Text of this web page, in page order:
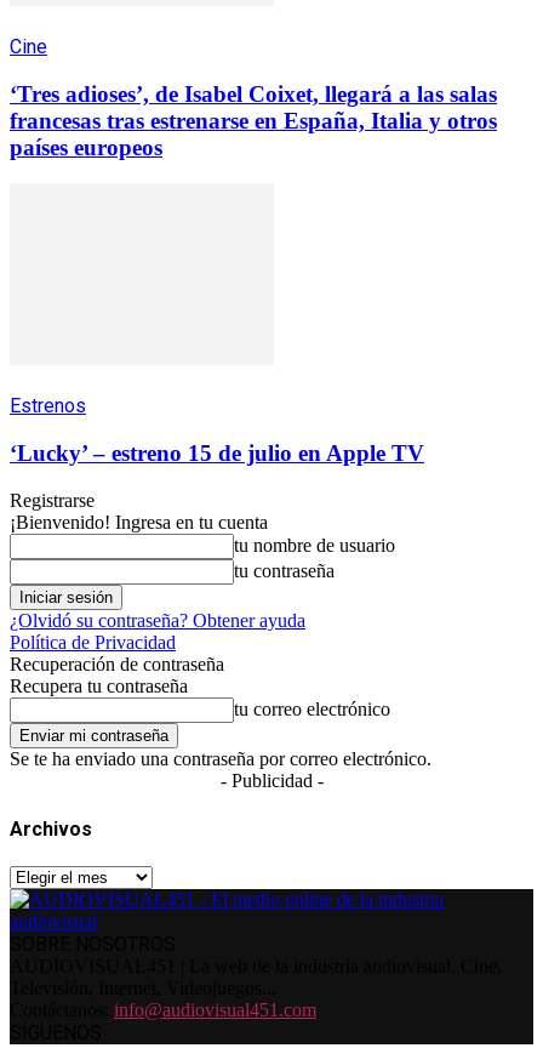
Cine
‘Tres adioses’, de Isabel Coixet, llegará a las salas
francesas tras estrenarse en España, Italia y otros
países europeos
Estrenos
‘Lucky’ – estreno 15 de julio en Apple TV
Registrarse
¡Bienvenido! Ingresa en tu cuenta
tu nombre de usuario
tu contraseña
¿Olvidó su contraseña? Obtener ayuda
Política de Privacidad
Recuperación de contraseña
Recupera tu contraseña
tu correo electrónico
Se te ha enviado una contraseña por correo electrónico.
- Publicidad -
Archivos
Archivos
info@audiovisual451.com